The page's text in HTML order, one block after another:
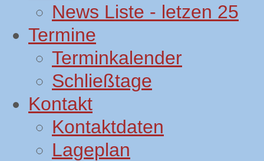
News Liste - letzen 25
Termine
Terminkalender
Schließtage
Kontakt
Kontaktdaten
Lageplan